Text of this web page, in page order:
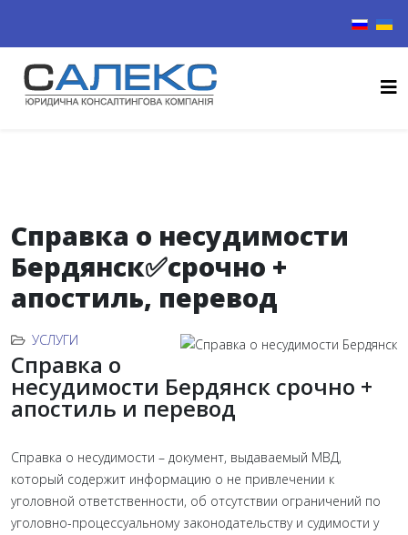
Справка о несудимости
Бердянск✅срочно +
апостиль, перевод
УСЛУГИ
Справка о
несудимости Бердянск срочно +
апостиль и перевод
Справка о несудимости – документ, выдаваемый МВД,
который содержит информацию о не привлечении к
уголовной ответственности, об отсутствии ограничений по
уголовно-процессуальному законодательству и судимости у